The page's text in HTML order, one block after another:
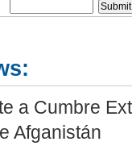
a Cumbre
Afganistán